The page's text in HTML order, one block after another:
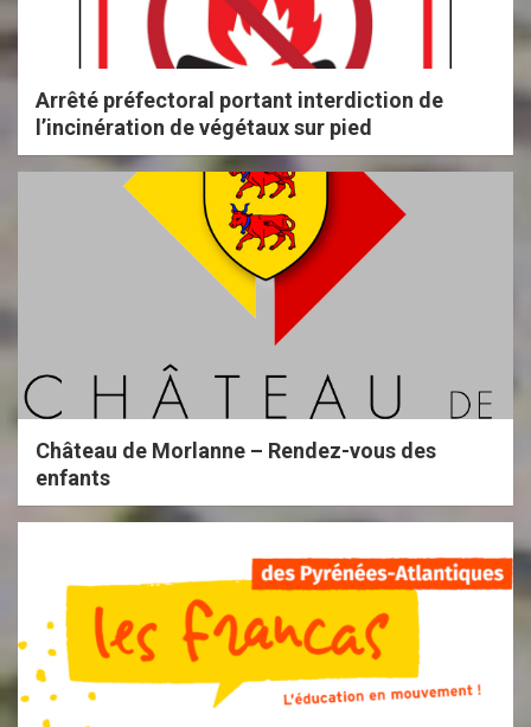
Arrêté préfectoral portant interdiction de
l’incinération de végétaux sur pied
Château de Morlanne – Rendez-vous des
enfants